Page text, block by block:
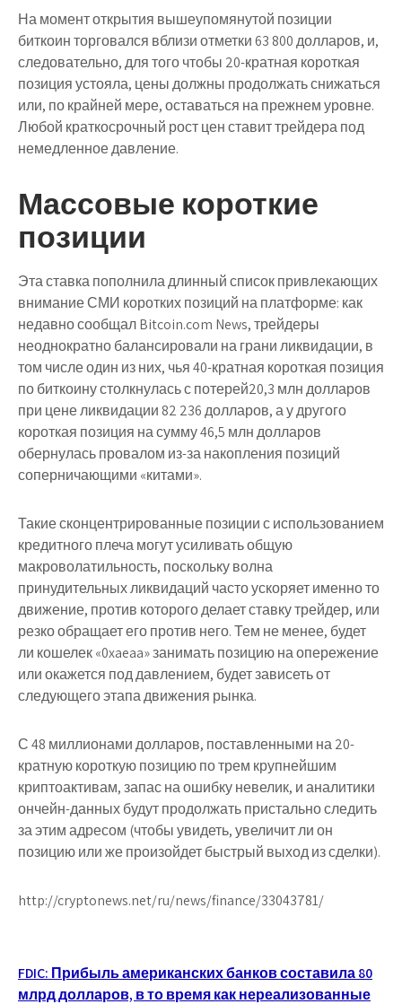
На момент открытия вышеупомянутой позиции
биткоин торговался вблизи отметки 63 800 долларов, и,
следовательно, для того чтобы 20-кратная короткая
позиция устояла, цены должны продолжать снижаться
или, по крайней мере, оставаться на прежнем уровне.
Любой краткосрочный рост цен ставит трейдера под
немедленное давление.
Массовые короткие
позиции
Эта ставка пополнила длинный список привлекающих
внимание СМИ коротких позиций на платформе: как
недавно сообщал Bitcoin.com News, трейдеры
неоднократно балансировали на грани ликвидации, в
том числе один из них, чья 40-кратная короткая позиция
по биткоину столкнулась с потерей20,3 млн долларов
при цене ликвидации 82 236 долларов, а у другого
короткая позиция на сумму 46,5 млн долларов
обернулась провалом из-за накопления позиций
соперничающими «китами».
Такие сконцентрированные позиции с использованием
кредитного плеча могут усиливать общую
макроволатильность, поскольку волна
принудительных ликвидаций часто ускоряет именно то
движение, против которого делает ставку трейдер, или
резко обращает его против него. Тем не менее, будет
ли кошелек «0xaeaa» занимать позицию на опережение
или окажется под давлением, будет зависеть от
следующего этапа движения рынка.
С 48 миллионами долларов, поставленными на 20-
кратную короткую позицию по трем крупнейшим
криптоактивам, запас на ошибку невелик, и аналитики
ончейн-данных будут продолжать пристально следить
за этим адресом (чтобы увидеть, увеличит ли он
позицию или же произойдет быстрый выход из сделки).
http://cryptonews.net/ru/news/finance/33043781/
Навигация
FDIC: Прибыль американских банков составила 80
млрд долларов, в то время как нереализованные